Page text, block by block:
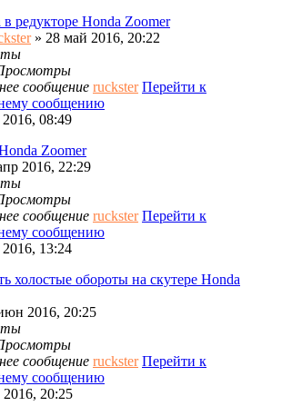
в редукторе Honda Zoomer
» 28 май 2016, 20:22
сообщение ruckster Перейти к
сообщению
08:49
Zoomer
2016, 22:29
сообщение ruckster Перейти к
сообщению
13:24
холостые обороты на скутере Honda
2016, 20:25
сообщение ruckster Перейти к
сообщению
20:25